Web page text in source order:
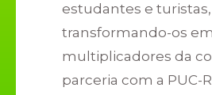
estudantes e turistas,
transformando-os em
multiplicadores da
parceria com a PUC-